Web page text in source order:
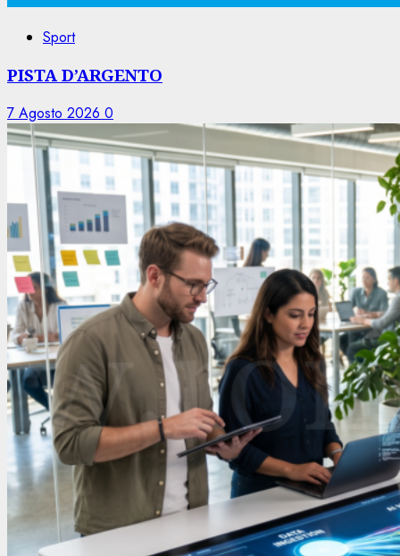
Sport
PISTA D’ARGENTO
7 Agosto 2026 0